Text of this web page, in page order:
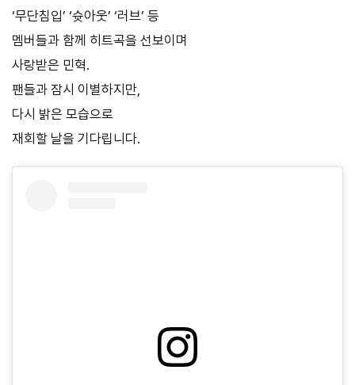
‘무단침입’ ‘슛아웃’ ‘러브’ 등
멤버들과 함께 히트곡을 선보이며
사랑받은 민혁.
팬들과 잠시 이별하지만,
다시 밝은 모습으로
재회할 날을 기다립니다.